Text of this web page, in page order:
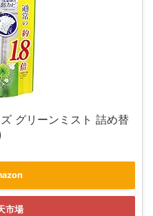
グリーンミスト 詰め替
市場